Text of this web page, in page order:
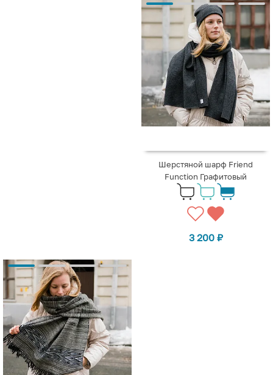
Шерстяной шарф Friend
Function Графитовый
3 200 ₽